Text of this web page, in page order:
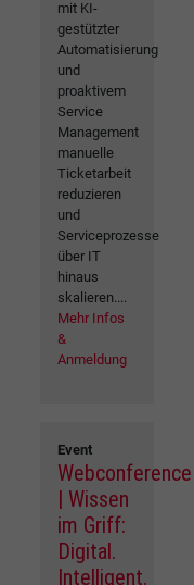
mit KI-
gestützter
Automatisierung
und
proaktivem
Service
Management
manuelle
Ticketarbeit
reduzieren
und
Serviceprozesse
über IT
hinaus
skalieren....
Mehr Infos
&
Anmeldung
Event
Webconference
| Wissen
im Griff:
Digital.
Intelligent.